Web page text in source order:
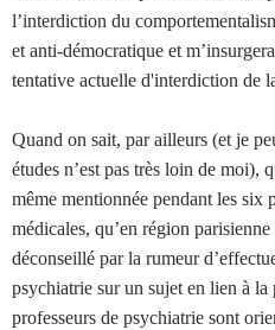
l’interdiction du
et anti-démocratique et
tentative actuelle d'interdiction de
Quand on sait, par ailleurs (et je
études n’est pas très loin de moi),
même mentionnée pendant les six
médicales, qu’en région
déconseillé par la rumeur
psychiatrie sur un sujet en lien à la
professeurs de psychiatrie sont